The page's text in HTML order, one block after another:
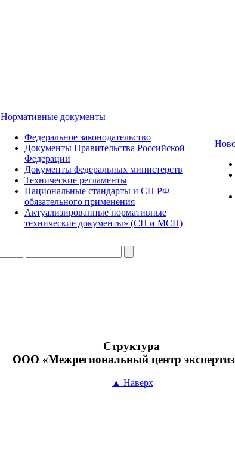
Нормативные документы
Федеральное законодательство
Документы Правительства Российской
Федерации
Документы федеральных министерств
Технические регламенты
Национальные стандарты и СП РФ
обязательного применения
Актуализированные нормативные
технические документы» (СП и МСН)
Структура
ООО «Межрегиональный центр
▲ Наверх